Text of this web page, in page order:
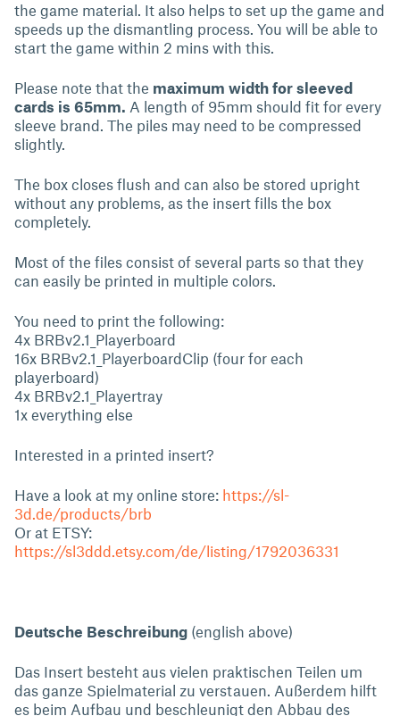
the game material. It also helps to set up the game and
speeds up the dismantling process. You will be able to
start the game within 2 mins with this.
Please note that the maximum width for sleeved
cards is 65mm. A length of 95mm should fit for every
sleeve brand. The piles may need to be compressed
slightly.
The box closes flush and can also be stored upright
without any problems, as the insert fills the box
completely.
Most of the files consist of several parts so that they
can easily be printed in multiple colors.
You need to print the following:
4x BRBv2.1_Playerboard
16x BRBv2.1_PlayerboardClip (four for each
playerboard)
4x BRBv2.1_Playertray
1x everything else
Interested in a printed insert?
Have a look at my online store: https://sl-
3d.de/products/brb
Or at ETSY:
https://sl3ddd.etsy.com/de/listing/1792036331
Deutsche Beschreibung (english above)
Das Insert besteht aus vielen praktischen Teilen um
das ganze Spielmaterial zu verstauen. Außerdem hilft
es beim Aufbau und beschleunigt den Abbau des